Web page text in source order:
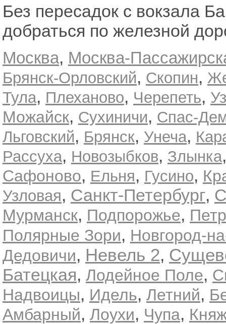
Без пересадок с вокзала
добраться по железной
Москва, Москва-
Брянск-Орловский, Скопин,
Тула, Плеханово, Черепеть,
Можайск, Сухиничи, Спас-
Льговский, Брянск, Унеча,
Рассуха, Новозыбков, Злынка
Сафоново, Ельня, Гусино,
Узловая, Санкт-Петербург,
Мурманск, Подпорожье,
Полярные Зори, Новгород-
Дедовичи, Невель 2,
Батецкая, Лодейное Поле,
Надвоицы, Идель, Летний,
Амбарный, Лоухи, Чупа,